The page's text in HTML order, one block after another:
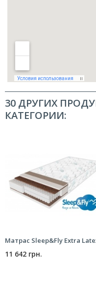
30 ДРУГИХ
КАТЕГОРИИ:
Матрас Sleep&Fly Extra
11 642 грн.